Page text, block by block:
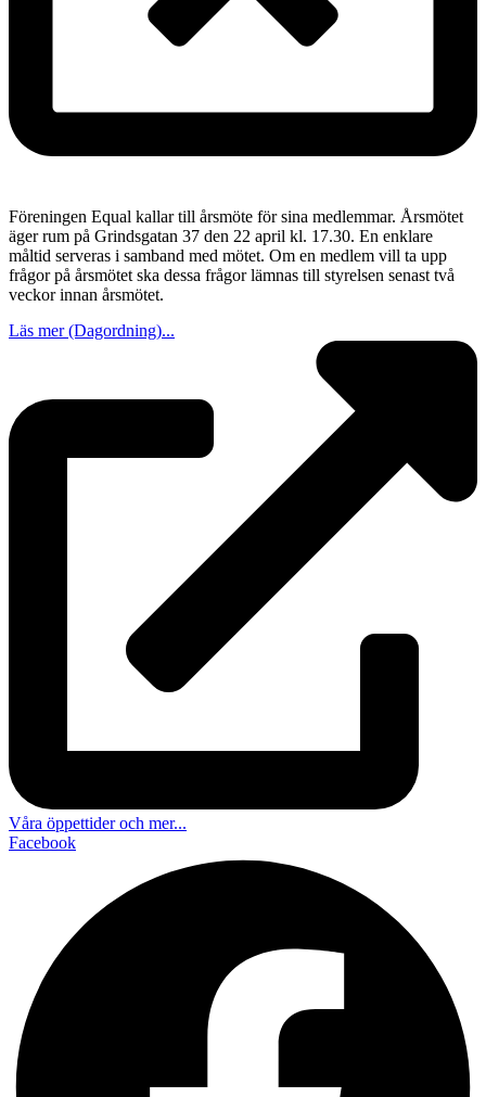
Föreningen Equal kallar till årsmöte för sina medlemmar. Årsmötet
äger rum på Grindsgatan 37 den 22 april kl. 17.30. En enklare
måltid serveras i samband med mötet. Om en medlem vill ta upp
frågor på årsmötet ska dessa frågor lämnas till styrelsen senast två
veckor innan årsmötet.
Läs mer (Dagordning)...
Våra öppettider och mer...
Facebook